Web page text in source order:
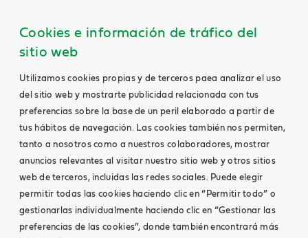
Cookies e información de tráfico del
sitio web
Utilizamos cookies propias y de terceros paea analizar el uso
del sitio web y mostrarte publicidad relacionada con tus
preferencias sobre la base de un peril elaborado a partir de
tus hábitos de navegación. Las cookies también nos permiten,
tanto a nosotros como a nuestros colaboradores, mostrar
anuncios relevantes al visitar nuestro sitio web y otros sitios
web de terceros, incluidas las redes sociales. Puede elegir
permitir todas las cookies haciendo clic en “Permitir todo” o
gestionarlas individualmente haciendo clic en “Gestionar las
preferencias de las cookies”, donde también encontrará más